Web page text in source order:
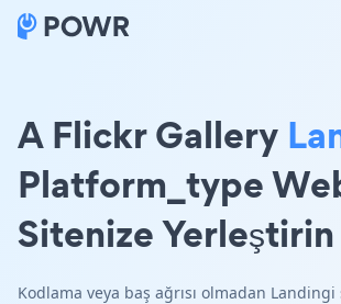
A Flickr Gallery
Platform_type
Sitenize Yerleştirin
Kodlama veya baş ağrısı olmadan